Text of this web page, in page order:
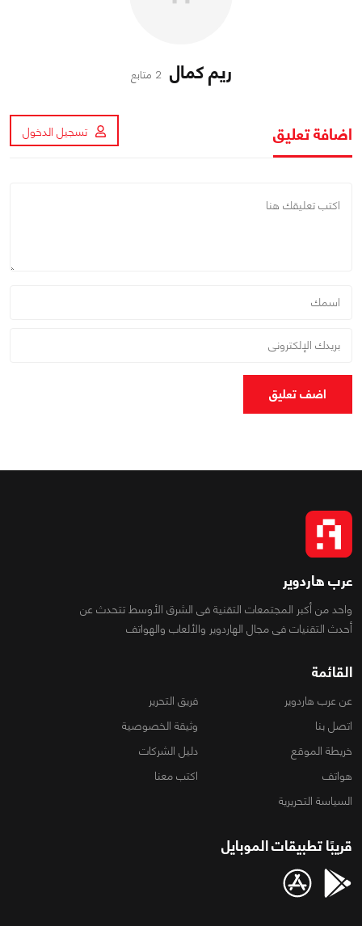
ريم كمال 2 متابع
اضافة تعليق تسجيل الدخول
اضف تعليق
عرب هاردوير
واحد من أكبر المجتمعات التقنية فى الشرق الأوسط تتحدث عن
أحدث التقنيات فى مجال الهاردوير والألعاب والهواتف
القائمة
عن عرب هاردوير
فريق التحرير
اتصل بنا
وثيقة الخصوصية
خريطة الموقع
دليل الشركات
هواتف
اكتب معنا
السياسة التحريرية
قريبًا تطبيقات الموبايل